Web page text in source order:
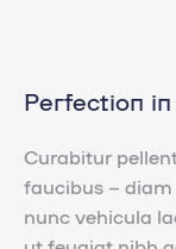
Perfection
Curabitur
faucibus –
nunc vehicula